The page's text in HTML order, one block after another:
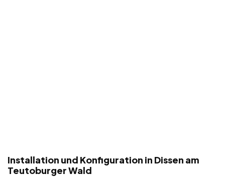
Installation und Konfiguration in Dissen am
Teutoburger Wald